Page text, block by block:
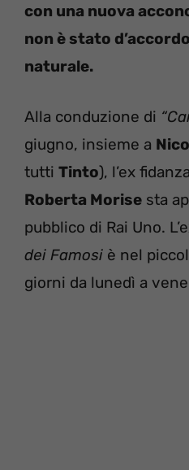
con una nuova
non è stato
naturale.
Alla conduzione di
giugno, insieme a
tutti Tinto), l’ex
Roberta Morise sta
pubblico di Rai Uno.
dei Famosi è nel
giorni da lunedì a